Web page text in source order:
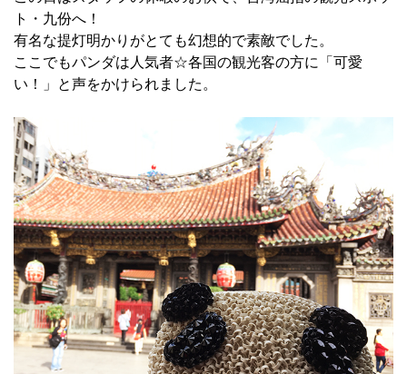
ト・九份へ！
有名な提灯明かりがとても幻想的で素敵でした。
ここでもパンダは人気者☆各国の観光客の方に「可愛
い！」と声をかけられました。